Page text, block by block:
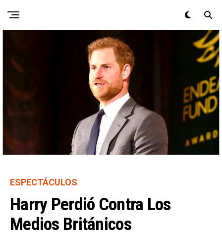
ESPECTÁCULOS
Harry Perdió Contra Los
Medios Británicos